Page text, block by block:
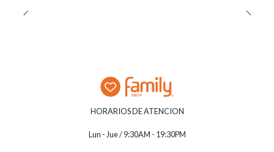
HORARIOS DE ATENCION
Lun - Jue / 9:30AM - 19:30PM